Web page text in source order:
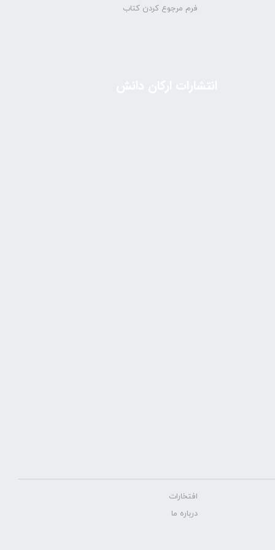
فرم مرجوع کردن کتاب
افتخارات
درباره ما